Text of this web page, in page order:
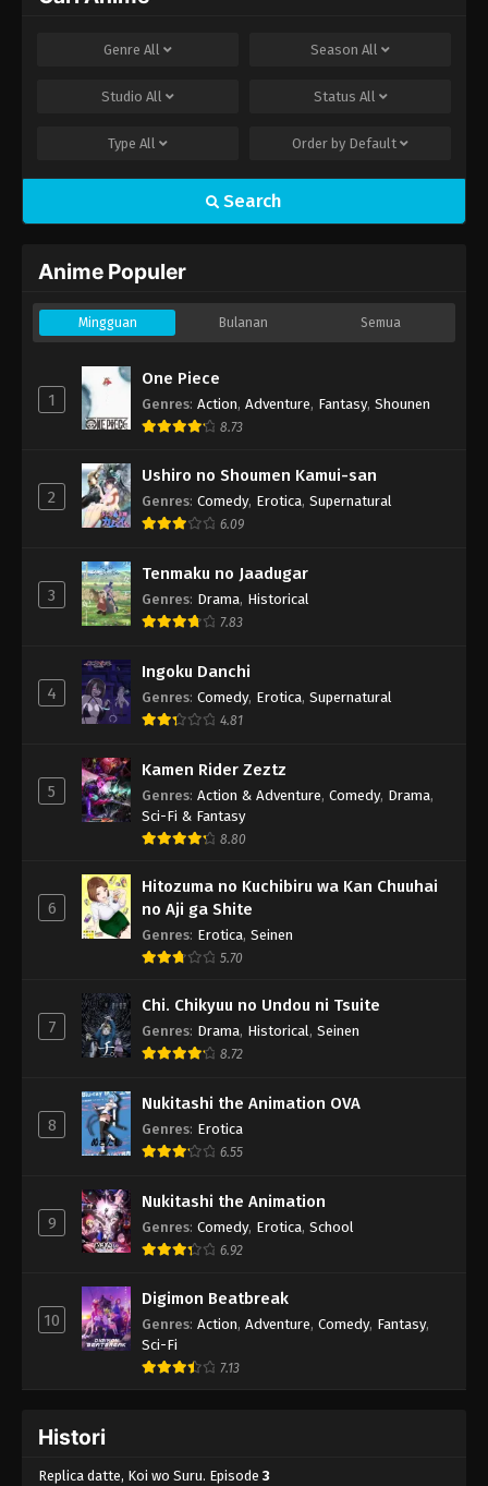
Genre All Season All
Studio All Status All
Type All Order by Default
Search
Anime Populer
Mingguan Bulanan Semua
1
One Piece
Genres: Action, Adventure, Fantasy, Shounen
8.73
2
Ushiro no Shoumen Kamui-san
Genres: Comedy, Erotica, Supernatural
6.09
3
Tenmaku no Jaadugar
Genres: Drama, Historical
7.83
4
Ingoku Danchi
Genres: Comedy, Erotica, Supernatural
4.81
5
Kamen Rider Zeztz
Genres: Action & Adventure, Comedy, Drama,
Sci-Fi & Fantasy
8.80
6
Hitozuma no Kuchibiru wa Kan Chuuhai
no Aji ga Shite
Genres: Erotica, Seinen
5.70
7
Chi. Chikyuu no Undou ni Tsuite
Genres: Drama, Historical , Seinen
8.72
8
Nukitashi the Animation OVA
Genres: Erotica
6.55
9
Nukitashi the Animation
Genres: Comedy, Erotica, School
6.92
10
Digimon Beatbreak
Genres: Action, Adventure, Comedy, Fantasy,
Sci-Fi
7.13
Histori
Replica datte, Koi wo Suru. Episode 3